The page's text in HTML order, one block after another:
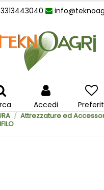
3313443040
Accedi
Attrezzature ed